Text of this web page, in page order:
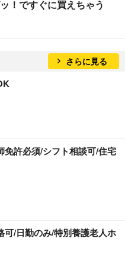
！ですぐに買えちゃう
さらに見る
免許必須/シフト相談可/住宅
可/日勤のみ/特別養護老人ホ